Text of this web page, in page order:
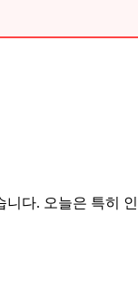
다. 오늘은 특히